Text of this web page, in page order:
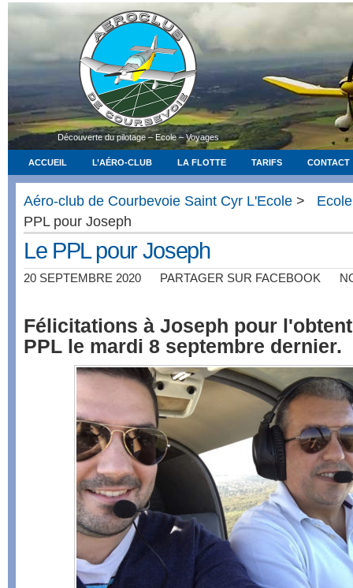
Découverte du pilotage – Ecole – Voyages
ACCUEIL L’AÉRO-CLUB LA FLOTTE TARIFS CONTACT
Aéro-club de Courbevoie Saint Cyr L'Ecole >
PPL pour Joseph
Le PPL pour Joseph
20 SEPTEMBRE 2020 PARTAGER SUR FACEBOOK
Félicitations à Joseph pour
PPL le mardi 8 septembre dernier.